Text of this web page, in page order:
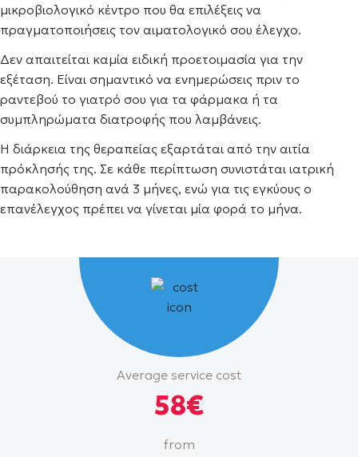
μικροβιολογικό κέντρο που θα επιλέξεις να
πραγματοποιήσεις τον αιματολογικό σου έλεγχο.
Δεν απαιτείται καμία ειδική προετοιμασία για την
εξέταση. Είναι σημαντικό να ενημερώσεις πριν το
ραντεβού το γιατρό σου για τα φάρμακα ή τα
συμπληρώματα διατροφής που λαμβάνεις.
Η διάρκεια της θεραπείας εξαρτάται από την αιτία
πρόκλησής της. Σε κάθε περίπτωση συνιστάται ιατρική
παρακολούθηση ανά 3 μήνες, ενώ για τις εγκύους ο
επανέλεγχος πρέπει να γίνεται μία φορά το μήνα.
Average service cost
58€
from